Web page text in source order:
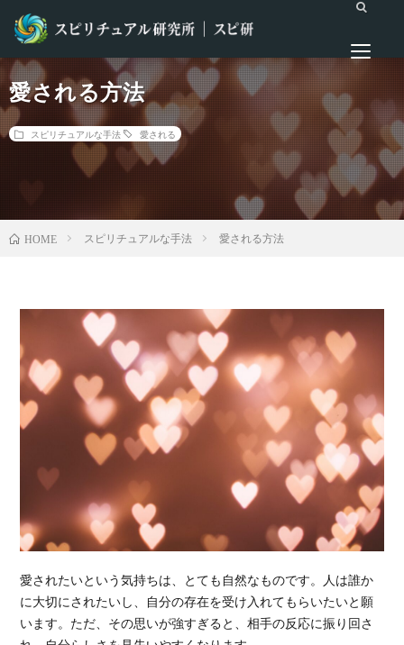
愛される方法
スピリチュアルな手法 愛される
HOME スピリチュアルな手法 愛される方法
愛されたいという気持ちは、とても自然なものです。人は誰か
に大切にされたいし、自分の存在を受け入れてもらいたいと願
います。ただ、その思いが強すぎると、相手の反応に振り回さ